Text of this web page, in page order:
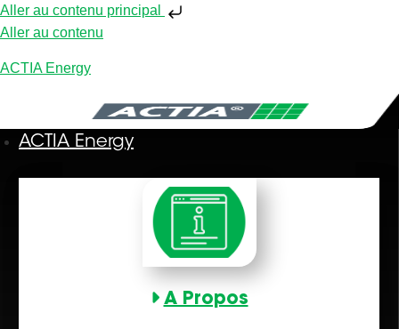
Aller au contenu principal
Aller au contenu
ACTIA Energy
ACTIA Energy
A Propos